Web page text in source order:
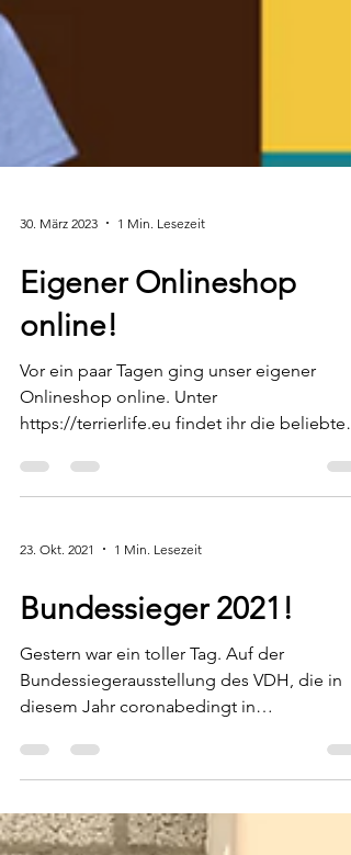
30. März 2023 1 Min. Lesezeit
Eigener Onlineshop
online!
Vor ein paar Tagen ging unser eigener
Onlineshop online. Unter
https://terrierlife.eu findet ihr die beliebten
Glasserien, die wir mit...
23. Okt. 2021 1 Min. Lesezeit
Bundessieger 2021!
Gestern war ein toller Tag. Auf der
Bundessiegerausstellung des VDH, die in
diesem Jahr coronabedingt in
Gelsenkirchen stattfand, haben...